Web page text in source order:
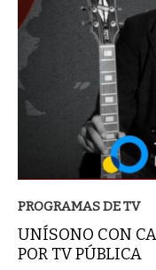
PROGRAMAS DE TV
UNÍSONO CON
POR TV PÚBLICA